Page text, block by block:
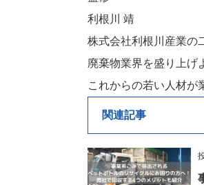
利根川 靖
株式会社利根川産業の
廃棄物業界を盛り上げ
これからの若い人材が
関連記事